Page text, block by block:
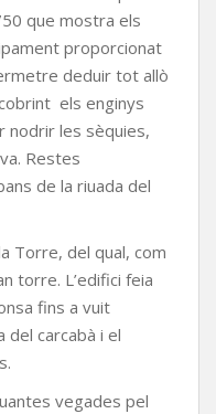
que mostra els
proporcionat
deduir tot allò
els enginys
nodrir les sèquies,
Restes
de la riuada del
Torre, del qual, com
torre. L’edifici feia
fins a vuit
del carcabà i el
vegades pel